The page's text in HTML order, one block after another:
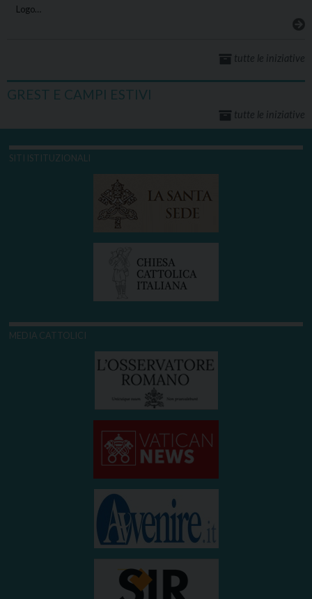
Logo…
tutte le iniziative
GREST E CAMPI ESTIVI
tutte le iniziative
SITI ISTITUZIONALI
MEDIA CATTOLICI